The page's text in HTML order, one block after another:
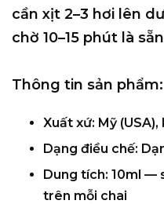
cần xịt 2–3 hơi lên
chờ 10–15 phút là
Thông tin sản phẩm:
Xuất xứ: Mỹ
Dạng điều chế:
Dung tích: 10ml —
trên mỗi chai